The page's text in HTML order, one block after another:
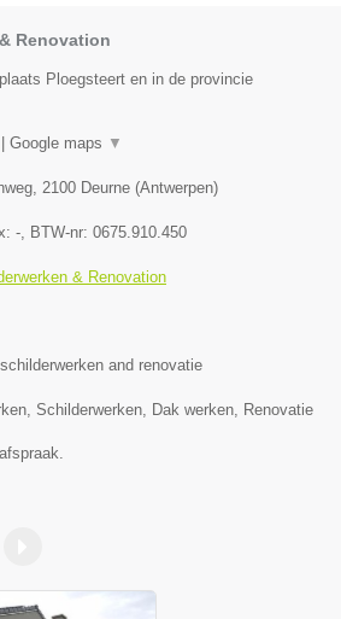
Renovation
Ploegsteert en in de provincie
| Google maps ▼
2100 Deurne (Antwerpen)
- , BTW-nr: 0675.910.450
& Renovation
and renovatie
Schilderwerken, Dak werken, Renovatie